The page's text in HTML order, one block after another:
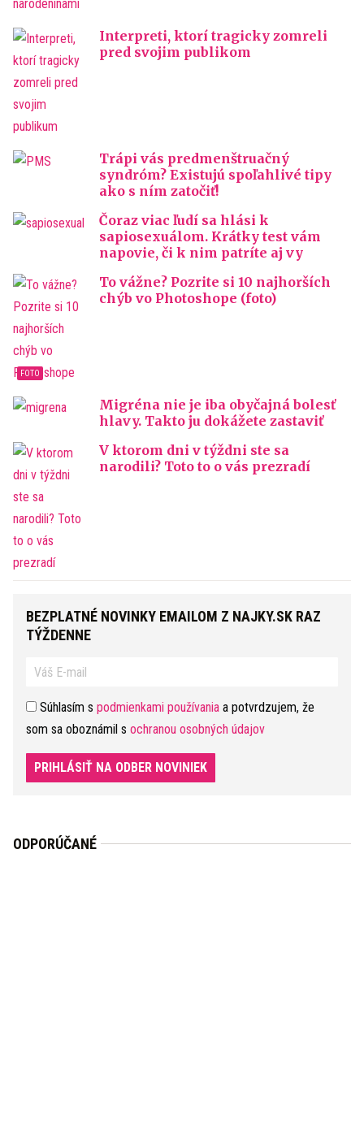
Interpreti, ktorí tragicky zomreli
pred svojim publikom
Trápi vás predmenštruačný
syndróm? Existujú spoľahlivé tipy
ako s ním zatočiť!
Čoraz viac ľudí sa hlási k
sapiosexuálom. Krátky test vám
napovie, či k nim patríte aj vy
To vážne? Pozrite si 10 najhorších
chýb vo Photoshope (foto)
Migréna nie je iba obyčajná bolesť
hlavy. Takto ju dokážete zastaviť
V ktorom dni v týždni ste sa
narodili? Toto to o vás prezradí
BEZPLATNÉ NOVINKY EMAILOM Z NAJKY.SK RAZ
TÝŽDENNE
Súhlasím s podmienkami používania a potvrdzujem, že
som sa oboznámil s ochranou osobných údajov
PRIHLÁSIŤ NA ODBER NOVINIEK
ODPORÚČANÉ